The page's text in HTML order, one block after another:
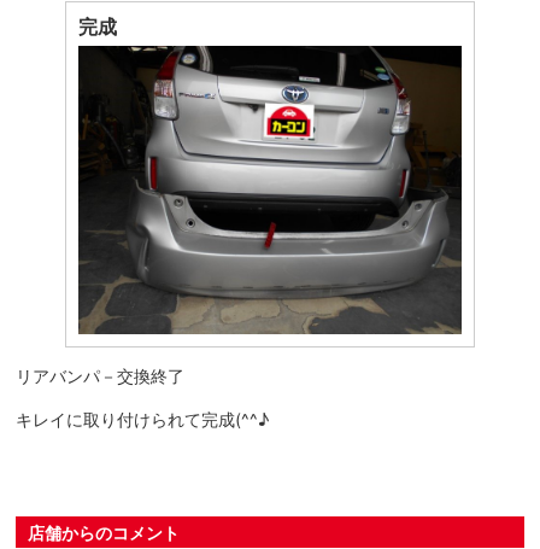
完成
リアバンパ－交換終了
キレイに取り付けられて完成(^^♪
店舗からのコメント